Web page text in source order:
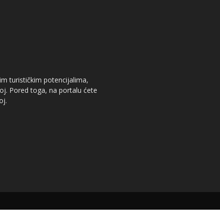
turističkim potencijalima,
Pored toga, na portalu ćete